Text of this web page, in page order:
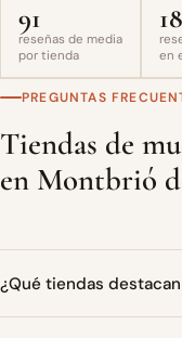
91
reseñas de media
por tienda
en
PREGUNTAS
Tiendas de
en Montbrió
¿Qué tiendas